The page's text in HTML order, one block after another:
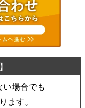
い場合でも
ます。